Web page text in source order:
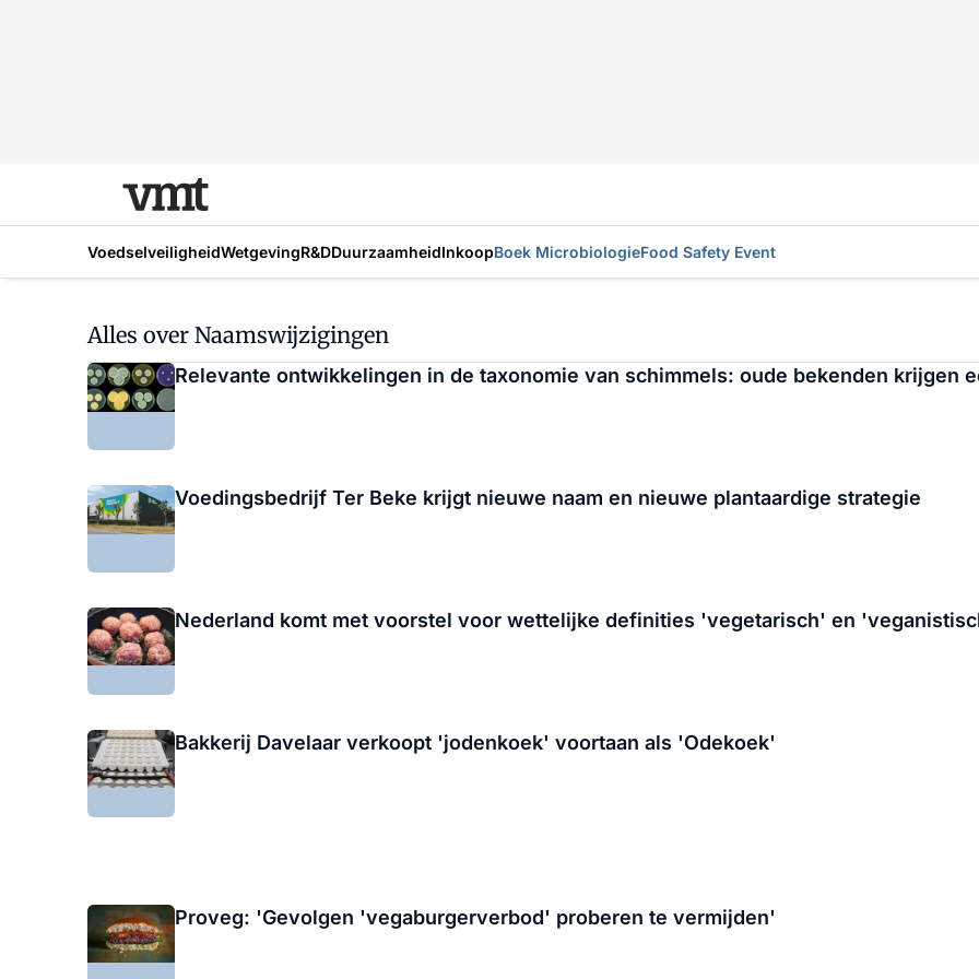
VoedselveiligheidWetgevingR&DDuurzaamheidInkoopBoek MicrobiologieFood Safety Event
Alles over Naamswijzigingen
Relevante ontwikkelingen in de taxonomie van schimmels: oude bekenden krijgen
Voedingsbedrijf Ter Beke krijgt nieuwe naam en nieuwe plantaardige strategie
Nederland komt met voorstel voor wettelijke definities 'vegetarisch' en
Bakkerij Davelaar verkoopt 'jodenkoek' voortaan als 'Odekoek'
Proveg: 'Gevolgen 'vegaburgerverbod' proberen te vermijden'